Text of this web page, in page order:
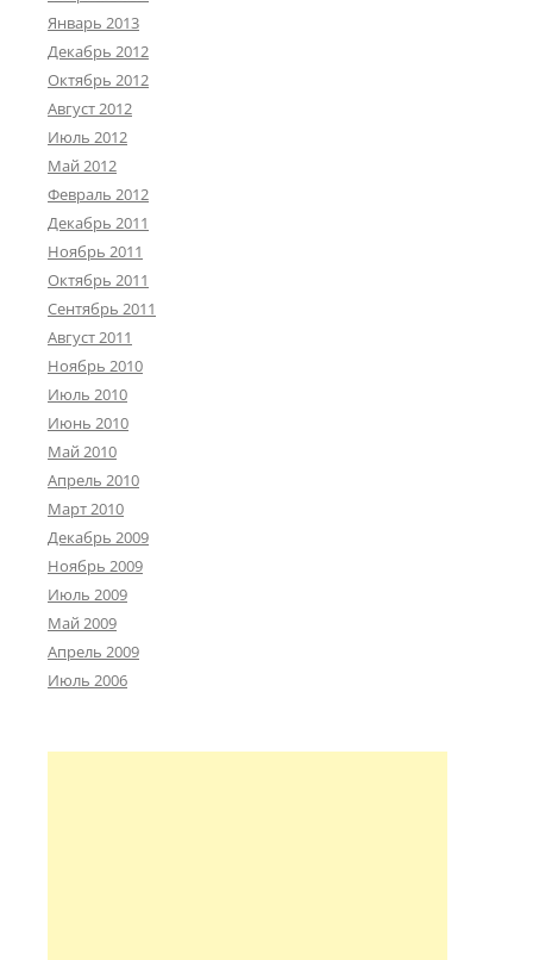
Январь 2013
Декабрь 2012
Октябрь 2012
Август 2012
Июль 2012
Май 2012
Февраль 2012
Декабрь 2011
Ноябрь 2011
Октябрь 2011
Сентябрь 2011
Август 2011
Ноябрь 2010
Июль 2010
Июнь 2010
Май 2010
Апрель 2010
Март 2010
Декабрь 2009
Ноябрь 2009
Июль 2009
Май 2009
Апрель 2009
Июль 2006